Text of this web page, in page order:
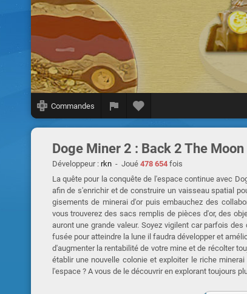
Commandes
Doge Miner 2 : Back 2 The Moon
Développeur : rkn- Joué 478 654fois
La quête pour la conquête de l'espace continue avec
afin de s'enrichir et de construire un vaisseau spatial
gisements de minerai d'or puis embauchez des
vous trouverez des sacs remplis de pièces d'or, des
auront une grande valeur. Soyez vigilent car parfois
fusée pour atteindre la lune il faudra développer et
d'augmenter la rentabilité de votre mine et de récolter
établir une nouvelle colonie et exploiter le riche
l'espace ? A vous de le découvrir en explorant toujours